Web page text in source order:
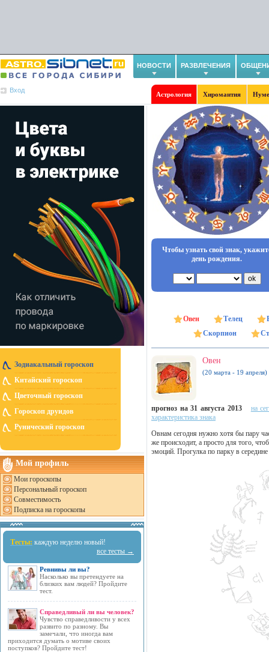
НОВОСТИ РАЗВЛЕЧЕНИЯ
Вход
Астрология Хиромантия
Зодиакальный гороскоп
Китайский гороскоп
Цветочный гороскоп
Гороскоп друидов
Рунический гороскоп
Мой профиль
Мои гороскопы
Персональный гороскоп
Совместимость
Подписка на гороскопы
Тесты: каждую неделю новый!
все тесты →
Ревнивы ли вы?
Насколько вы претендуете на
близких вам людей? Пройдите
тест.
Справедливый ли вы человек?
Чувство справедливости у всех
развито по разному. Вы
замечали, что иногда вам
приходится думать о мотиве своих
поступков? Пройдите тест!
Чтобы узнать свой знак,
день рождения.
Овен Телец
Скорпион
Овен
(20 марта - 19 апреля)
прогноз на 31 августа 2013
на
характеристика знака
Овнам сегодня нужно хотя бы пару
же происходит, а просто для того,
эмоций. Прогулка по парку в